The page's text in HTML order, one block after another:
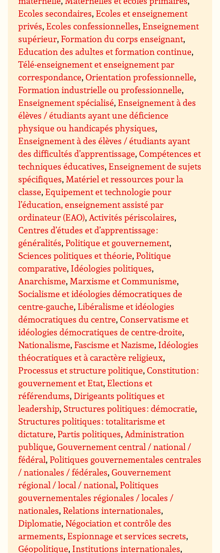
Ecoles secondaires,Ecoles et enseignement
privés,Ecoles confessionnelles,Enseignement
supérieur,Formation du corps enseignant,
Education des adultes et formation continue,
Télé-enseignement et enseignement par
correspondance,Orientation professionnelle,
Formation industrielle ou professionnelle,
Enseignement spécialisé,Enseignement à des
élèves / étudiants ayant une déficience
physique ou handicapés physiques,
Enseignement à des élèves / étudiants ayant
des difficultés d’apprentissage,Compétences et
techniques éducatives,Enseignement de sujets
spécifiques,Matériel et ressources pour la
classe,Equipement et technologie pour
l’éducation, enseignement assisté par
ordinateur (EAO),Activités périscolaires,
Centres d’études et d’apprentissage :
généralités,Politique et gouvernement,
Sciences politiques et théorie,Politique
comparative, Idéologies politiques,
Anarchisme,Marxisme et Communisme,
Socialisme et idéologies démocratiques de
centre-gauche,Libéralisme et idéologies
démocratiques du centre,Conservatisme et
idéologies démocratiques de centre-droite,
Nationalisme,Fascisme et Nazisme, Idéologies
théocratiques et à caractère religieux,
Processus et structure politique,Constitution :
gouvernement et Etat,Elections et
référendums,Dirigeants politiques et
leadership, Structures politiques : démocratie,
Structures politiques : totalitarisme et
dictature,Partis politiques,Administration
publique,Gouvernement central / national /
fédéral,Politiques gouvernementales centrales
/ nationales / fédérales,Gouvernement
régional / local / national,Politiques
gouvernementales régionales / locales /
nationales,Relations internationales,
Diplomatie,Négociation et contrôle des
armements,Espionnage et services secrets,
Géopolitique, Institutions internationales,